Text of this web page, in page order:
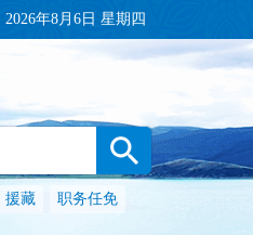
2026年8月6日 星期四
援藏 职务任免